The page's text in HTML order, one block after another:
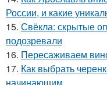
России, и какие
15. Свёкла: скрытые
подозревали
16. Пересаживаем
17. Как выбрать